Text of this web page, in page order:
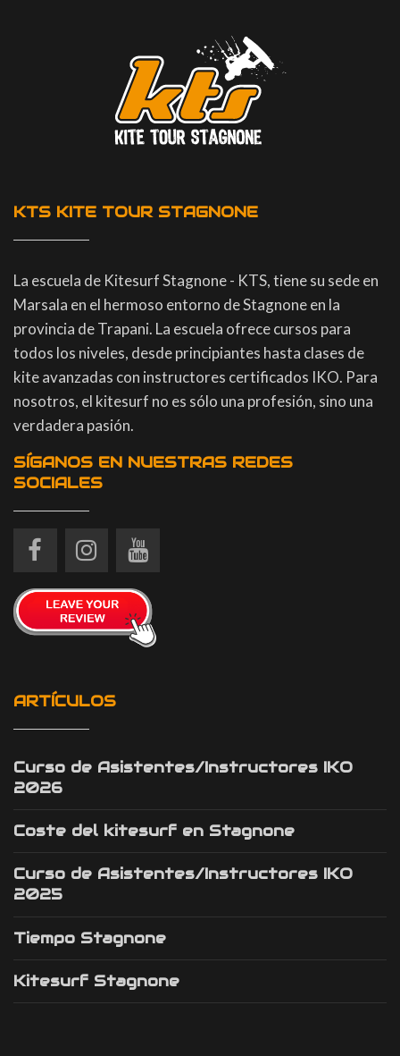
KTS KITE TOUR STAGNONE
La escuela de Kitesurf Stagnone - KTS, tiene su sede en
Marsala en el hermoso entorno de Stagnone en la
provincia de Trapani. La escuela ofrece cursos para
todos los niveles, desde principiantes hasta clases de
kite avanzadas con instructores certificados IKO. Para
nosotros, el kitesurf no es sólo una profesión, sino una
verdadera pasión.
SÍGANOS EN NUESTRAS REDES
SOCIALES
ARTÍCULOS
Curso de Asistentes/Instructores IKO
2026
Coste del kitesurf en Stagnone
Curso de Asistentes/Instructores IKO
2025
Tiempo Stagnone
Kitesurf Stagnone